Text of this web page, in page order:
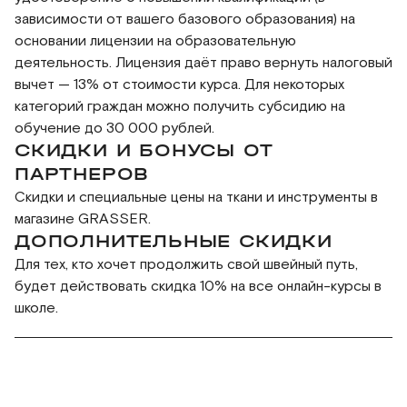
зависимости от вашего базового образования) на
основании лицензии на образовательную
деятельность. Лицензия даёт право вернуть налоговый
вычет — 13% от стоимости курса. Для некоторых
категорий граждан можно получить субсидию на
обучение до 30 000 рублей.
СКИДКИ И БОНУСЫ ОТ
ПАРТНЕРОВ
Скидки и специальные цены на ткани и инструменты в
магазине GRASSER.
ДОПОЛНИТЕЛЬНЫЕ СКИДКИ
Для тех, кто хочет продолжить свой швейный путь,
будет действовать скидка 10% на все онлайн-курсы в
школе.